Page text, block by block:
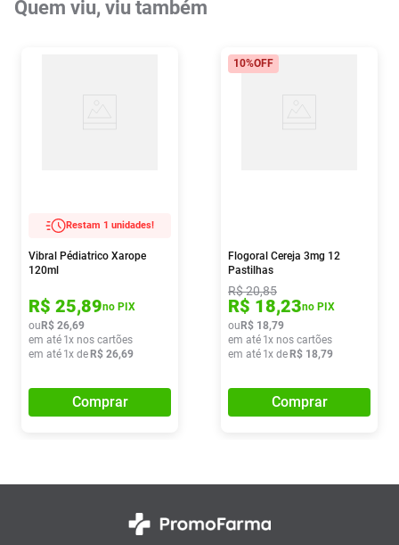
Quem viu, viu também
Restam 1 unidades!
Vibral Pédiatrico Xarope
120ml
R$ 25,89no PIX
ou R$ 26,69
em até 1x nos cartões
em até 1x de R$ 26,69
Comprar
10%OFF
Flogoral Cereja 3mg 12
Pastilhas
R$20,85
R$ 18,23no PIX
ou R$ 18,79
em até 1x nos cartões
em até 1x de R$ 18,79
Comprar